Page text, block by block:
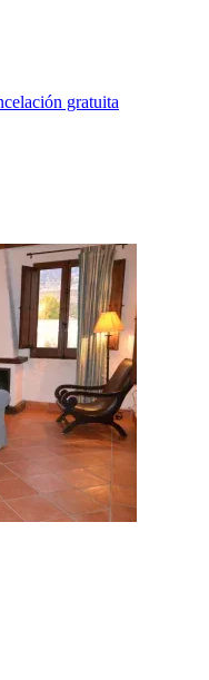
gratuita